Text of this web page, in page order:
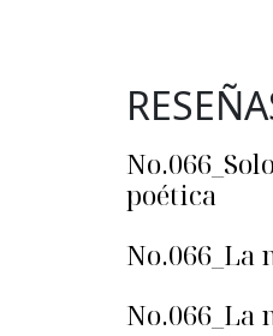
poética
No.066_La
No.066_La